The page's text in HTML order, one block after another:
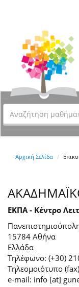
Αρχική Σελίδα
ΕΚΠΑ - Κέντρο
15784 Αθήνα
Ελλάδα
Τηλέφωνο: (+30)
Τηλεομοιότυπο
e-mail: info [at]